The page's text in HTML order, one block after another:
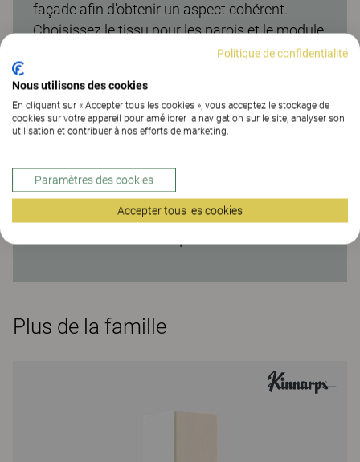
façade afin d'obtenir un aspect cohérent.
Choisissez le tissu pour les parois et le module
d’assise dans la vaste gamme de tissus
Colour Studio. Fait partie de la gamme flexible
et polyvalente de modules de rangement
Capacity, faciles à personnaliser pour
besoins. La gamme est un choix durable, car
elle est certifiée FSC®, labellisée Möbelfakta et
conforme aux normes européennes en matière
Plus de la famille
Politique de confidentialité
Nous utilisons des cookies
En cliquant sur « Accepter tous les cookies », vous acceptez le stockage de
cookies sur votre appareil pour améliorer la navigation sur le site, analyser son
utilisation et contribuer à nos efforts de marketing.
Paramètres des cookies
Accepter tous les cookies